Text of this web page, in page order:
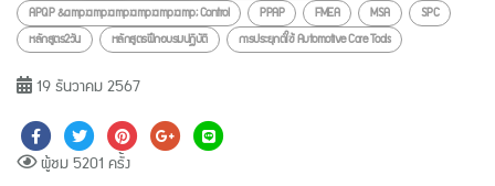
APQP &amp;amp;amp;amp;amp;amp; Control
PPAP FMEA MSA
SPC
หลักสูตร2วัน
หลักสูตรฝึกอบรมปฏิบัติ การประยุกต์ใช้ Automotive Core Tools
19 ธันวาคม 2567
ผู้ชม 5201 ครั้ง